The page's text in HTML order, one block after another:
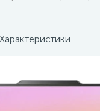
Характеристики